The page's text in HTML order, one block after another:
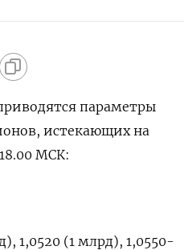
параметры
истекающих на
МСК:
1,0520 (1 млрд), 1,0550-